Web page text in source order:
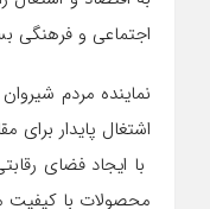
اجتماعی و فرهنگی
نماینده مردم
اشتغال پایدار برای
با ایجاد فضای
محصولات با کیفیت